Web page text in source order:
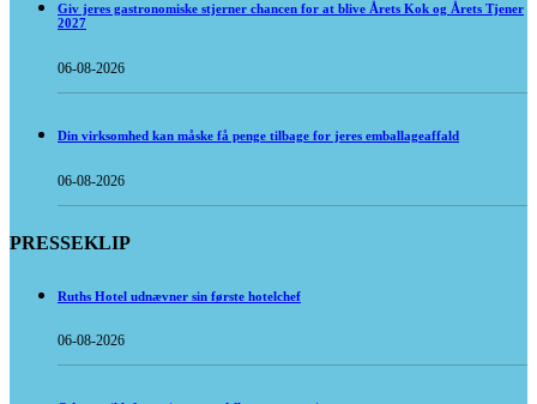
Giv jeres gastronomiske stjerner chancen for at blive Årets Kok og Årets Tjener
2027
06-08-2026
Din virksomhed kan måske få penge tilbage for jeres emballageaffald
06-08-2026
PRESSEKLIP
Ruths Hotel udnævner sin første hotelchef
06-08-2026